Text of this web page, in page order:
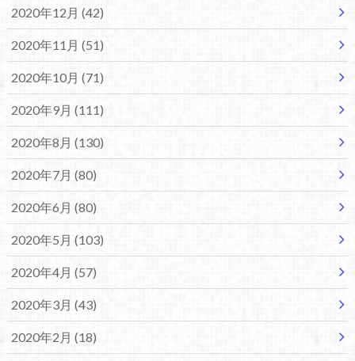
2020年12月 (42)
2020年11月 (51)
2020年10月 (71)
2020年9月 (111)
2020年8月 (130)
2020年7月 (80)
2020年6月 (80)
2020年5月 (103)
2020年4月 (57)
2020年3月 (43)
2020年2月 (18)